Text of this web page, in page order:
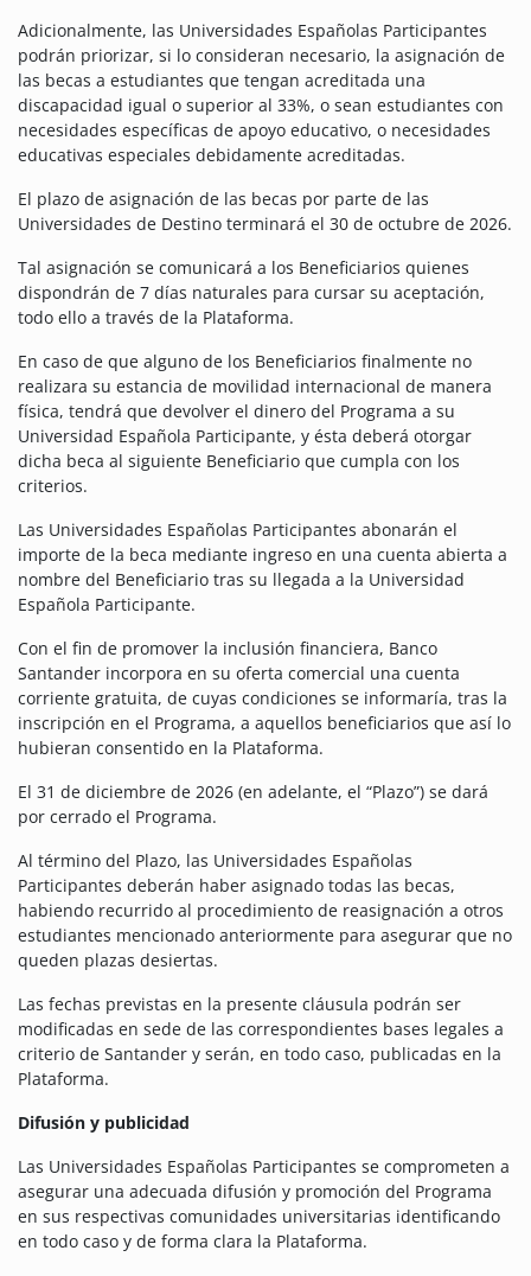
Adicionalmente, las Universidades Españolas Participantes
podrán priorizar, si lo consideran necesario, la asignación de
las becas a estudiantes que tengan acreditada una
discapacidad igual o superior al 33%, o sean estudiantes con
necesidades específicas de apoyo educativo, o necesidades
educativas especiales debidamente acreditadas.
El plazo de asignación de las becas por parte de las
Universidades de Destino terminará el 30 de octubre de 2026.
Tal asignación se comunicará a los Beneficiarios quienes
dispondrán de 7 días naturales para cursar su aceptación,
todo ello a través de la Plataforma.
En caso de que alguno de los Beneficiarios finalmente no
realizara su estancia de movilidad internacional de manera
física, tendrá que devolver el dinero del Programa a su
Universidad Española Participante, y ésta deberá otorgar
dicha beca al siguiente Beneficiario que cumpla con los
criterios.
Las Universidades Españolas Participantes abonarán el
importe de la beca mediante ingreso en una cuenta abierta a
nombre del Beneficiario tras su llegada a la Universidad
Española Participante.
Con el fin de promover la inclusión financiera, Banco
Santander incorpora en su oferta comercial una cuenta
corriente gratuita, de cuyas condiciones se informaría, tras la
inscripción en el Programa, a aquellos beneficiarios que así lo
hubieran consentido en la Plataforma.
El 31 de diciembre de 2026 (en adelante, el “Plazo”) se dará
por cerrado el Programa.
Al término del Plazo, las Universidades Españolas
Participantes deberán haber asignado todas las becas,
habiendo recurrido al procedimiento de reasignación a otros
estudiantes mencionado anteriormente para asegurar que no
queden plazas desiertas.
Las fechas previstas en la presente cláusula podrán ser
modificadas en sede de las correspondientes bases legales a
criterio de Santander y serán, en todo caso, publicadas en la
Plataforma.
Difusión y publicidad
Las Universidades Españolas Participantes se comprometen a
asegurar una adecuada difusión y promoción del Programa
en sus respectivas comunidades universitarias identificando
en todo caso y de forma clara la Plataforma.